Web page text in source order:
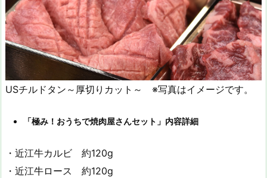
USチルドタン～厚切りカット～ ※写真はイメージです。
「極み！おうちで焼肉屋さんセット」内容詳細
・近江牛カルビ 約120g
・近江牛ロース 約120g